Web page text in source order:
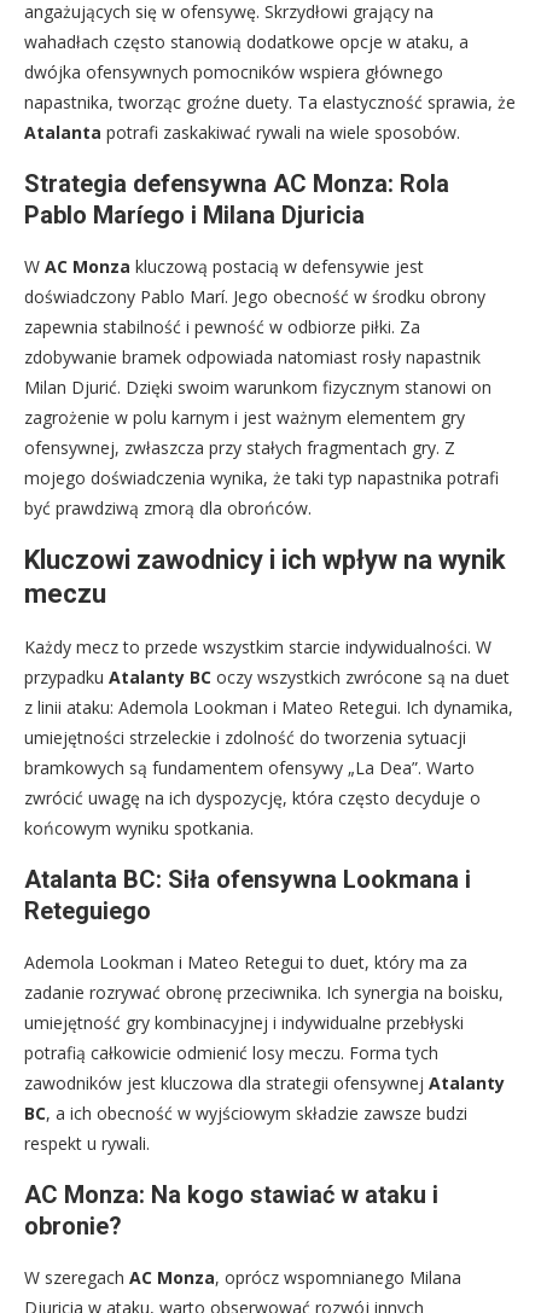
angażujących się w ofensywę. Skrzydłowi grający na
wahadłach często stanowią dodatkowe opcje w ataku, a
dwójka ofensywnych pomocników wspiera głównego
napastnika, tworząc groźne duety. Ta elastyczność sprawia, że
Atalanta potrafi zaskakiwać rywali na wiele sposobów.
Strategia defensywna AC Monza: Rola
Pablo Maríego i Milana Djuricia
W AC Monza kluczową postacią w defensywie jest
doświadczony Pablo Marí. Jego obecność w środku obrony
zapewnia stabilność i pewność w odbiorze piłki. Za
zdobywanie bramek odpowiada natomiast rosły napastnik
Milan Djurić. Dzięki swoim warunkom fizycznym stanowi on
zagrożenie w polu karnym i jest ważnym elementem gry
ofensywnej, zwłaszcza przy stałych fragmentach gry. Z
mojego doświadczenia wynika, że taki typ napastnika potrafi
być prawdziwą zmorą dla obrońców.
Kluczowi zawodnicy i ich wpływ na wynik
meczu
Każdy mecz to przede wszystkim starcie indywidualności. W
przypadku Atalanty BC oczy wszystkich zwrócone są na duet
z linii ataku: Ademola Lookman i Mateo Retegui. Ich dynamika,
umiejętności strzeleckie i zdolność do tworzenia sytuacji
bramkowych są fundamentem ofensywy „La Dea”. Warto
zwrócić uwagę na ich dyspozycję, która często decyduje o
końcowym wyniku spotkania.
Atalanta BC: Siła ofensywna Lookmana i
Reteguiego
Ademola Lookman i Mateo Retegui to duet, który ma za
zadanie rozrywać obronę przeciwnika. Ich synergia na boisku,
umiejętność gry kombinacyjnej i indywidualne przebłyski
potrafią całkowicie odmienić losy meczu. Forma tych
zawodników jest kluczowa dla strategii ofensywnej Atalanty
BC, a ich obecność w wyjściowym składzie zawsze budzi
respekt u rywali.
AC Monza: Na kogo stawiać w ataku i
obronie?
W szeregach AC Monza, oprócz wspomnianego Milana
Djuricia w ataku, warto obserwować rozwój innych